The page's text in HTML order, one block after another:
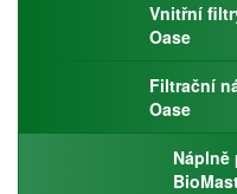
Vnitřní
Oase
Filtrační
Oase
Náplně